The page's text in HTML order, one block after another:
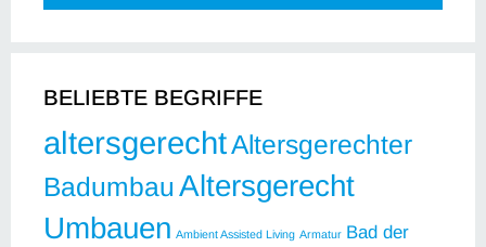
BELIEBTE BEGRIFFE
altersgerechtAltersgerechter
Badumbau Altersgerecht
Umbauen Ambient Assisted Living Armatur Bad der